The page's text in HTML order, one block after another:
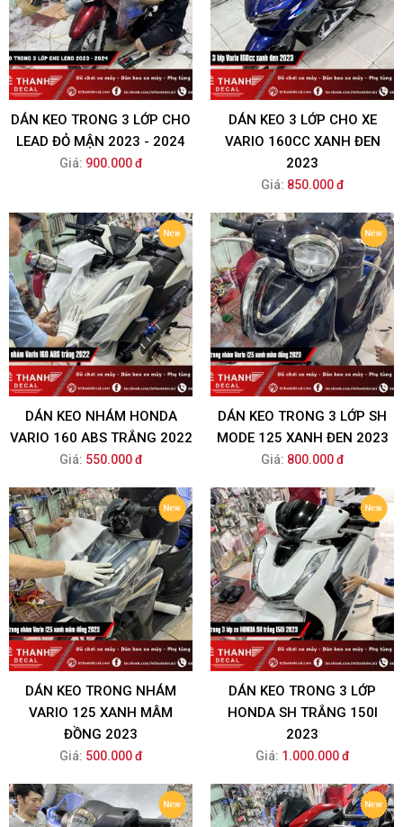
DÁN KEO TRONG 3 LỚP CHO
LEAD ĐỎ MẬN 2023 - 2024
Giá: 900.000 đ
DÁN KEO 3 LỚP CHO XE
VARIO 160CC XANH ĐEN
2023
Giá: 850.000 đ
DÁN KEO NHÁM HONDA
VARIO 160 ABS TRẮNG 2022
Giá: 550.000 đ
DÁN KEO TRONG 3 LỚP SH
MODE 125 XANH ĐEN 2023
Giá: 800.000 đ
DÁN KEO TRONG NHÁM
VARIO 125 XANH MÂM
ĐỒNG 2023
Giá: 500.000 đ
DÁN KEO TRONG 3 LỚP
HONDA SH TRẮNG 150I
2023
Giá: 1.000.000 đ